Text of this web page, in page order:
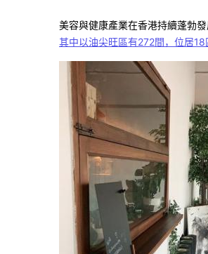
美容與健康產業在香港持續蓬勃
其中以油尖旺區有272間，位居18